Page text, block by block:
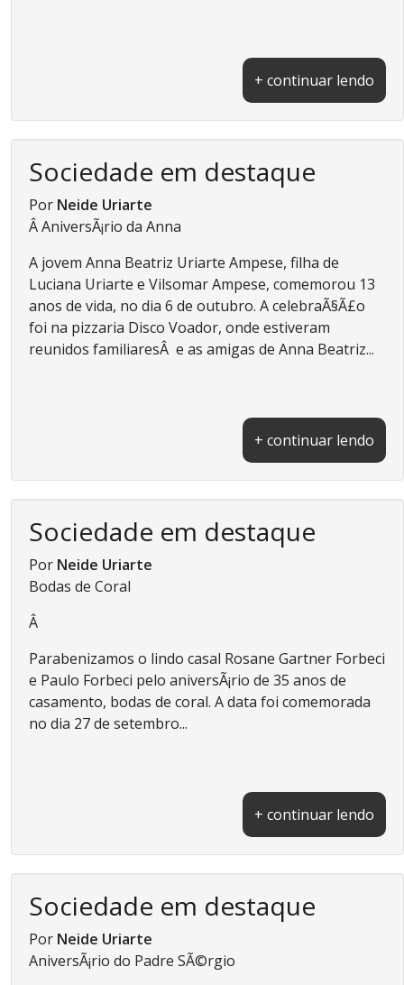
+ continuar lendo
Sociedade em destaque
Por Neide Uriarte
Â AniversÃ¡rio da Anna
A jovem Anna Beatriz Uriarte Ampese, filha de
Luciana Uriarte e Vilsomar Ampese, comemorou 13
anos de vida, no dia 6 de outubro. A celebraÃ§Ã£o
foi na pizzaria Disco Voador, onde estiveram
reunidos familiaresÂ e as amigas de Anna Beatriz...
+ continuar lendo
Sociedade em destaque
Por Neide Uriarte
Bodas de Coral
Â
Parabenizamos o lindo casal Rosane Gartner Forbeci
e Paulo Forbeci pelo aniversÃ¡rio de 35 anos de
casamento, bodas de coral. A data foi comemorada
no dia 27 de setembro...
+ continuar lendo
Sociedade em destaque
Por Neide Uriarte
AniversÃ¡rio do Padre SÃ©rgio